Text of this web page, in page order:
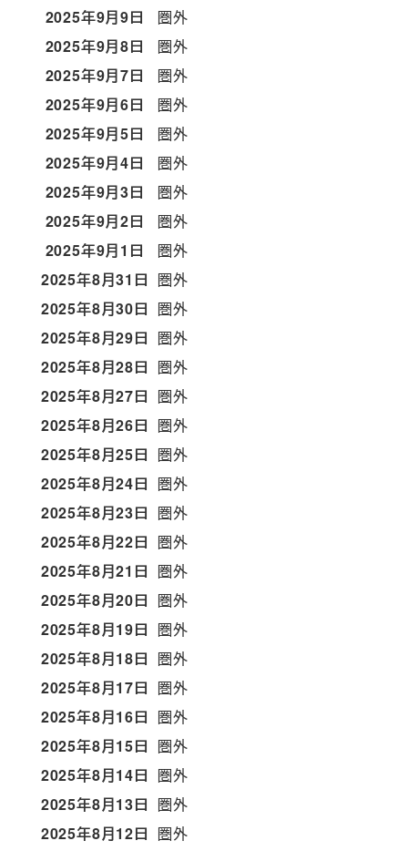
2025年9月9日
圏外
2025年9月8日
圏外
2025年9月7日
圏外
2025年9月6日
圏外
2025年9月5日
圏外
2025年9月4日
圏外
2025年9月3日
圏外
2025年9月2日
圏外
2025年9月1日
圏外
2025年8月31日 圏外
2025年8月30日 圏外
2025年8月29日 圏外
2025年8月28日 圏外
2025年8月27日 圏外
2025年8月26日 圏外
2025年8月25日 圏外
2025年8月24日 圏外
2025年8月23日 圏外
2025年8月22日 圏外
2025年8月21日 圏外
2025年8月20日 圏外
2025年8月19日 圏外
2025年8月18日 圏外
2025年8月17日 圏外
2025年8月16日 圏外
2025年8月15日 圏外
2025年8月14日 圏外
2025年8月13日 圏外
2025年8月12日 圏外